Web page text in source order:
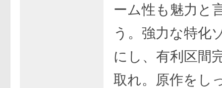
ーム性も魅力と
う。強力な特化
にし、有利区間
取れ。原作をし